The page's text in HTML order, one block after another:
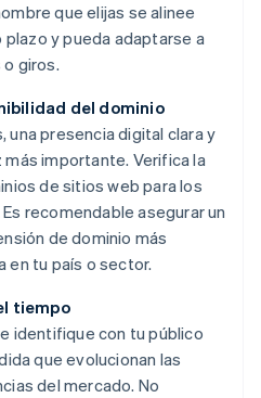
que elijas se alinee
y pueda adaptarse a
giros.
del dominio
una presencia digital clara y
importante. Verifica la
de sitios web para los
recomendable asegurar un
de dominio más
en tu país o sector.
tiempo
identifique con tu público
que evolucionan las
del mercado. No